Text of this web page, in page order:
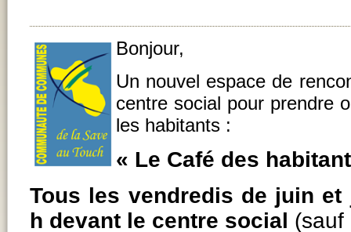
Bonjour,
Un nouvel espace de
centre social pour prendre
les habitants :
« Le Café des
Tous les vendredis de juin
h devant le centre social (sauf